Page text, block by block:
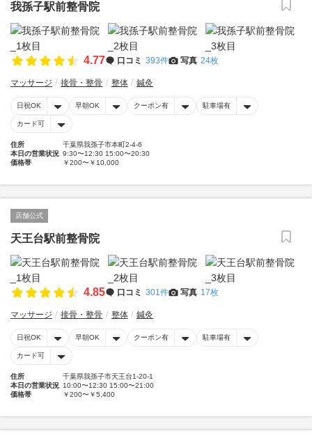
我孫子駅前整骨院
4.77 口コミ 393件 写真 24枚
マッサージ 接骨・整骨 整体 鍼灸
日祝OK 早朝OK クーポン有 駐車場有
カード可
住所
千葉県我孫子市本町2-4-6
本日の営業状況 9:30〜12:30 15:00〜20:30
価格帯
￥200〜￥10,000
店舗公式
天王台駅前整骨院
4.85 口コミ 301件 写真 17枚
マッサージ 接骨・整骨 整体 鍼灸
日祝OK 早朝OK クーポン有 駐車場有
カード可
住所
千葉県我孫子市天王台1-20-1
本日の営業状況 10:00〜12:30 15:00〜21:00
価格帯
￥200〜￥5,400